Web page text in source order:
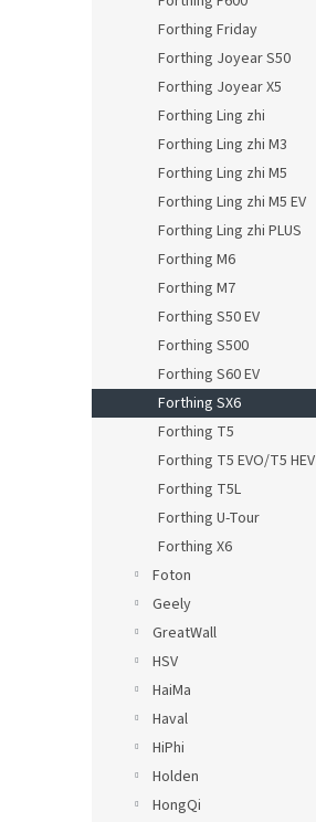
Forthing Friday
Forthing Joyear S50
Forthing Joyear X5
Forthing Ling zhi
Forthing Ling zhi M3
Forthing Ling zhi M5
Forthing Ling zhi M5 EV
Forthing Ling zhi PLUS
Forthing M6
Forthing M7
Forthing S50 EV
Forthing S500
Forthing S60 EV
Forthing SX6
Forthing T5
Forthing T5 EVO/T5 HEV
Forthing T5L
Forthing U-Tour
Forthing X6
Foton
Geely
GreatWall
HSV
HaiMa
Haval
HiPhi
Holden
HongQi